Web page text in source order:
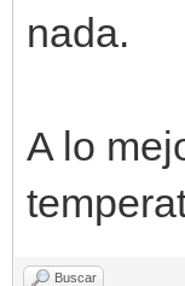
nada.
A lo
Buscar